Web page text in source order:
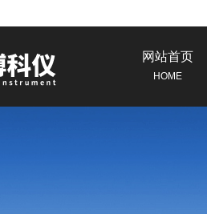
网站首页
HOME